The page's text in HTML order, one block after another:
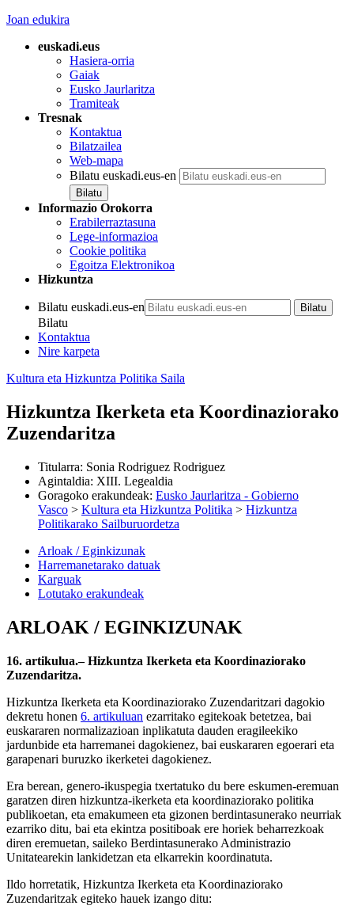
Joan edukira
euskadi.eus
Hasiera-orria
Gaiak
Eusko Jaurlaritza
Tramiteak
Tresnak
Kontaktua
Bilatzailea
Web-mapa
Bilatu euskadi.eus-en
Informazio Orokorra
Erabilerraztasuna
Lege-informazioa
Cookie politika
Egoitza Elektronikoa
Hizkuntza
Bilatu euskadi.eus-en
Bilatu
Kontaktua
Nire karpeta
Kultura eta Hizkuntza Politika Saila
Hizkuntza Ikerketa eta Koordinaziorako
Zuzendaritza
Titularra: Sonia Rodriguez Rodriguez
Agintaldia: XIII. Legealdia
Goragoko erakundeak: Eusko Jaurlaritza - Gobierno
Vasco > Kultura eta Hizkuntza Politika > Hizkuntza
Politikarako Sailburuordetza
Arloak / Eginkizunak
Harremanetarako datuak
Karguak
Lotutako erakundeak
ARLOAK / EGINKIZUNAK
16. artikulua.– Hizkuntza Ikerketa eta Koordinaziorako
Zuzendaritza.
Hizkuntza Ikerketa eta Koordinaziorako Zuzendaritzari dagokio
dekretu honen 6. artikuluan ezarritako egitekoak betetzea, bai
euskararen normalizazioan inplikatuta dauden eragileekiko
jardunbide eta harremanei dagokienez, bai euskararen egoerari eta
garapenari buruzko ikerketei dagokienez.
Era berean, genero-ikuspegia txertatuko du bere eskumen-eremuan
garatzen diren hizkuntza-ikerketa eta koordinaziorako politika
publikoetan, eta emakumeen eta gizonen berdintasunerako neurriak
ezarriko ditu, bai eta ekintza positiboak ere horiek beharrezkoak
diren eremuetan, saileko Berdintasunerako Administrazio
Unitatearekin lankidetzan eta elkarrekin koordinatuta.
Ildo horretatik, Hizkuntza Ikerketa eta Koordinaziorako
Zuzendaritzak egiteko hauek izango ditu: